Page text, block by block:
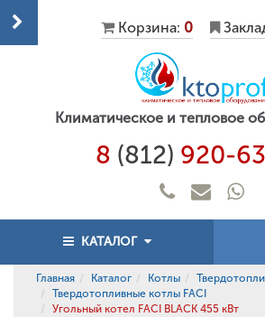
Корзина: 0
Климатическое и тепловое
8 (812) 920-
КАТАЛОГ
Главная Каталог Котлы
Твердотопливные котлы FACI
Угольный котел FACI BLACK 455 кВт